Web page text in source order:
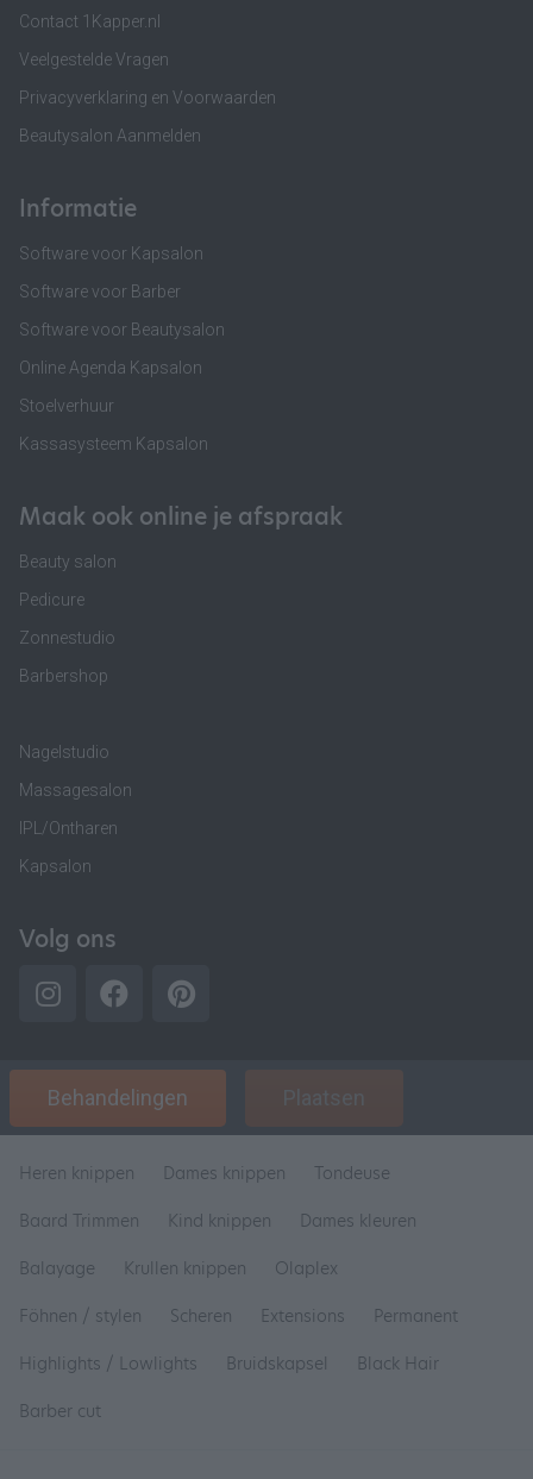
Contact 1Kapper.nl
Veelgestelde Vragen
Privacyverklaring en Voorwaarden
Beautysalon Aanmelden
Informatie
Software voor Kapsalon
Software voor Barber
Software voor Beautysalon
Online Agenda Kapsalon
Stoelverhuur
Kassasysteem Kapsalon
Maak ook online je afspraak
Beauty salon
Pedicure
Zonnestudio
Barbershop
Nagelstudio
Massagesalon
IPL/Ontharen
Kapsalon
Volg ons
Behandelingen Plaatsen
Heren knippen Dames knippen
Tondeuse
Baard Trimmen
Kind knippen
Dames kleuren
Balayage
Krullen knippen
Olaplex
Föhnen / stylen
Scheren Extensions
Permanent
Highlights / Lowlights
Bruidskapsel
Black Hair
Barber cut